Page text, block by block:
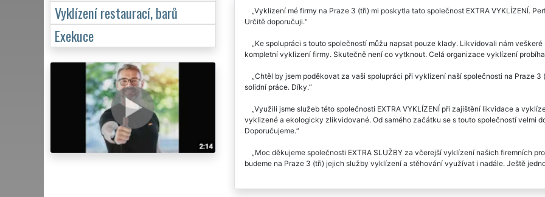
Vyklizení mé firmy na Praze 3 (tři) mi poskytla tato společnost EXTRA VYKLÍZENÍ.
Určitě doporučuji.
Ke spolupráci s touto společností můžu napsat pouze klady. Likvidovali nám
kompletní vyklizení firmy. Skutečně není co vytknout. Celá organizace vyklízení
Chtěl by jsem poděkovat za vaši spolupráci při vyklizení naší společnosti na Praze
solidní práce. Díky.
Využili jsme služeb této společnosti EXTRA VYKLÍZENÍ při zajištění likvidace a
vyklizené a ekologicky zlikvidované. Od samého začátku se s touto společností velmi
Doporučujeme.
Moc děkujeme společnosti EXTRA SLUŽBY za včerejší vyklízení našich firemních
budeme na Praze 3 (tři) jejich služby vyklízení a stěhování využívat i nadále. Ještě
Vyklízení restaurací, barů
Exekuce